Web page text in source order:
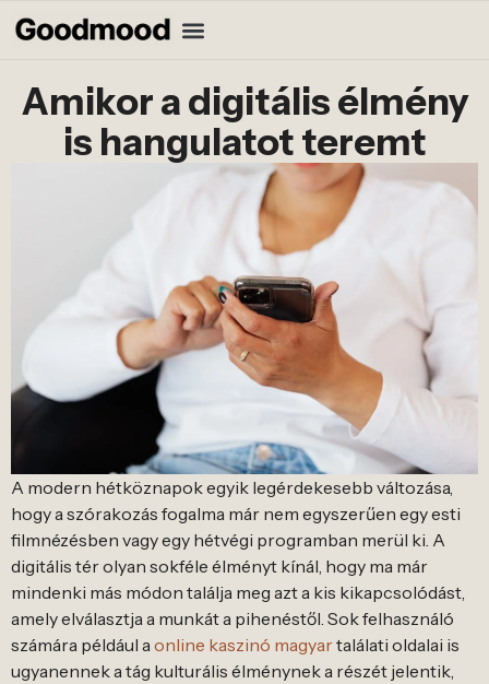
Amikor a digitális élmény
is hangulatot teremt
A modern hétköznapok egyik legérdekesebb változása,
hogy a szórakozás fogalma már nem egyszerűen egy esti
filmnézésben vagy egy hétvégi programban merül ki. A
digitális tér olyan sokféle élményt kínál, hogy ma már
mindenki más módon találja meg azt a kis kikapcsolódást,
amely elválasztja a munkát a pihenéstől. Sok felhasználó
számára például aonline kaszinó magyartalálati oldalai is
ugyanennek a tág kulturális élménynek a részét jelentik,